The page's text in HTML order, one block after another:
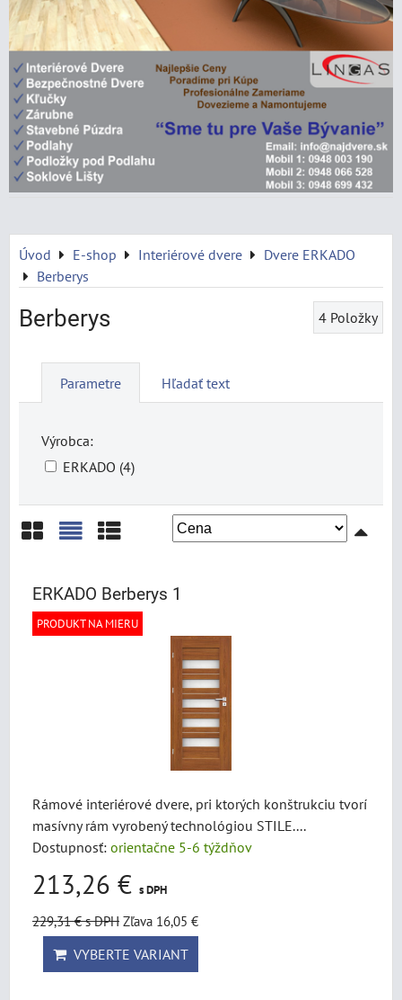
Úvod E-shop Interiérové dvere
Dvere ERKADO
Berberys
Berberys 4 Položky
Parametre Hľadať text
Výrobca:
ERKADO (4)
ERKADO Berberys 1
PRODUKT NA MIERU
Rámové interiérové dvere, pri ktorých konštrukciu tvorí
masívny rám vyrobený technológiou STILE....
Dostupnosť: orientačne 5-6 týždňov
213,26 € s DPH
229,31 €s DPH Zľava 16,05 €
VYBERTE VARIANT